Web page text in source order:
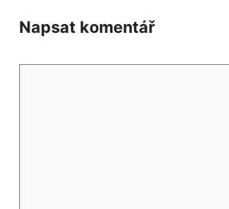
Napsat komentář